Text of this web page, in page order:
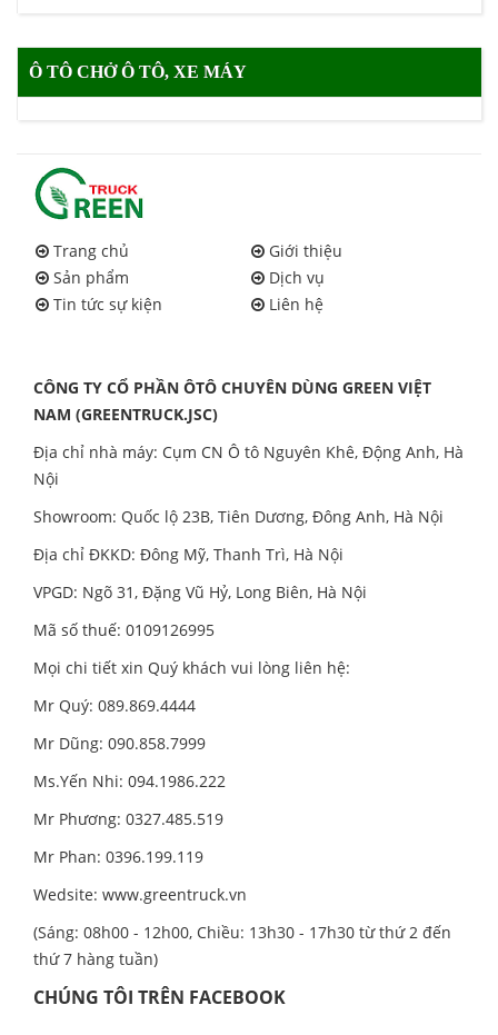
Ô TÔ CHỞ Ô TÔ, XE MÁY
Trang chủ
Giới thiệu
Sản phẩm
Dịch vụ
Tin tức sự kiện
Liên hệ
CÔNG TY CỔ PHẦN ÔTÔ CHUYÊN DÙNG GREEN VIỆT
NAM (GREENTRUCK.JSC)
Địa chỉ nhà máy: Cụm CN Ô tô Nguyên Khê, Động Anh, Hà
Nội
Showroom: Quốc lộ 23B, Tiên Dương, Đông Anh, Hà Nội
Địa chỉ ĐKKD: Đông Mỹ, Thanh Trì, Hà Nội
VPGD: Ngõ 31, Đặng Vũ Hỷ, Long Biên, Hà Nội
Mã số thuế: 0109126995
Mọi chi tiết xin Quý khách vui lòng liên hệ:
Mr Quý: 089.869.4444
Mr Dũng: 090.858.7999
Ms.Yến Nhi: 094.1986.222
Mr Phương: 0327.485.519
Mr Phan: 0396.199.119
Wedsite: www.greentruck.vn
(Sáng: 08h00 - 12h00, Chiều: 13h30 - 17h30 từ thứ 2 đến
thứ 7 hàng tuần)
CHÚNG TÔI TRÊN FACEBOOK